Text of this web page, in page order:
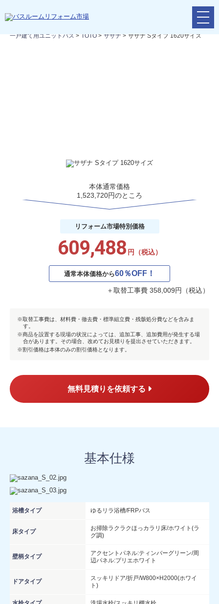
メ
ニ
一戸建て用ユニットバス > TOTO > サザナ > サザナ Sタイプ 1620サイズ
本体通常価格
1,523,720円のところ
リフォーム市場特別価格
609,488 円（税込）
通常本体価格から60％OFF！
＋取替工事費 358,009円（税込）
取替工事費は、材料費・徹去費・標準組立費・残骸処分費などを含みま
す。
商品を設置する現場の状況によっては、追加工事、追加費用が発生する場
合があります。その場合、改めてお見積りを提出させていただきます。
割引価格は本体のみの割引価格となります。
無料見積りを依頼する
基本仕様
浴槽タイプ ゆるリラ浴槽/FRPバス
床タイプ
お掃除ラクラクほっカラリ床/ホワイト(ラ
グ調)
壁柄タイプ
アクセントパネル:ティンバーグリーン/周
辺パネル:プリエホワイト
ドアタイプ
スッキリドア/折戸/W800×H2000(ホワイ
ト)